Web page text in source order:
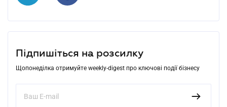
Підпишіться на розсилку
Щопонеділка отримуйте weekly-digest про ключові події бізнесу